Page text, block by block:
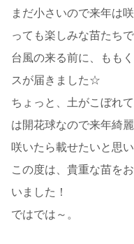
まだ小さいので来年は
っても楽しみな苗たち
台風の来る前に、もも
スが届きました☆
ちょっと、土がこぼれ
は開花球なので来年綺
咲いたら載せたいと思
この度は、貴重な苗を
いました！
ではでは～。